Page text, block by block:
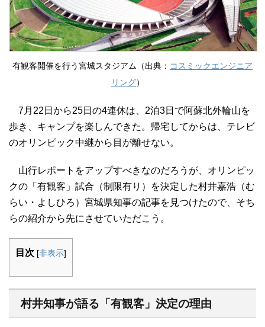
有観客開催を行う宮城スタジアム（出典： コスミックエンジニア
リング）
7月22日から25日の4連休は、2泊3日で阿蘇北外輪山を
歩き、キャンプを楽しんできた。帰宅してからは、テレビ
のオリンピック中継から目が離せない。
山行レポートをアップすべきなのだろうが、オリンピッ
クの「有観客」試合（制限有り）を決定した村井嘉浩（む
らい・よしひろ）宮城県知事の記事を見つけたので、そち
らの紹介から先にさせていただこう。
目次 [非表示]
村井知事が語る「有観客」決定の理由